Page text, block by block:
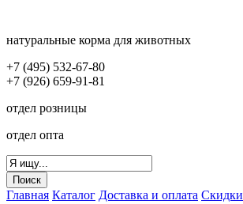
натуральные корма для животных
+7 (495) 532-67-80
+7 (926) 659-91-81
отдел розницы
отдел опта
Главная Каталог Доставка и оплата Скидки